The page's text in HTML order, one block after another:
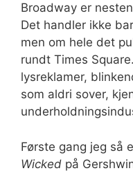
Broadway er
Det handler ikke
men om hele det
rundt Times
lysreklamer,
som aldri sover,
Første gang jeg så
Wicked på